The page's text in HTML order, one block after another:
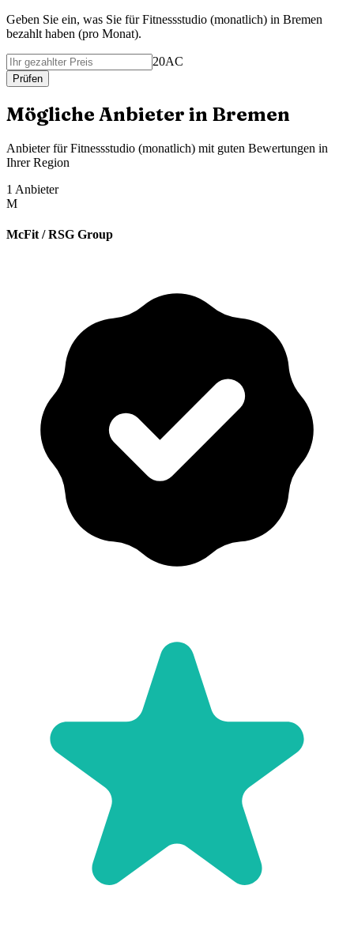
Geben Sie ein, was Sie fürFitnessstudio (monatlich) in Bremen
bezahlt haben (pro Monat).
20AC
Prüfen
Mögliche Anbieter in Bremen
Anbieter fürFitnessstudio (monatlich) mit guten Bewertungen in
Ihrer Region
1 Anbieter
M
McFit / RSG Group